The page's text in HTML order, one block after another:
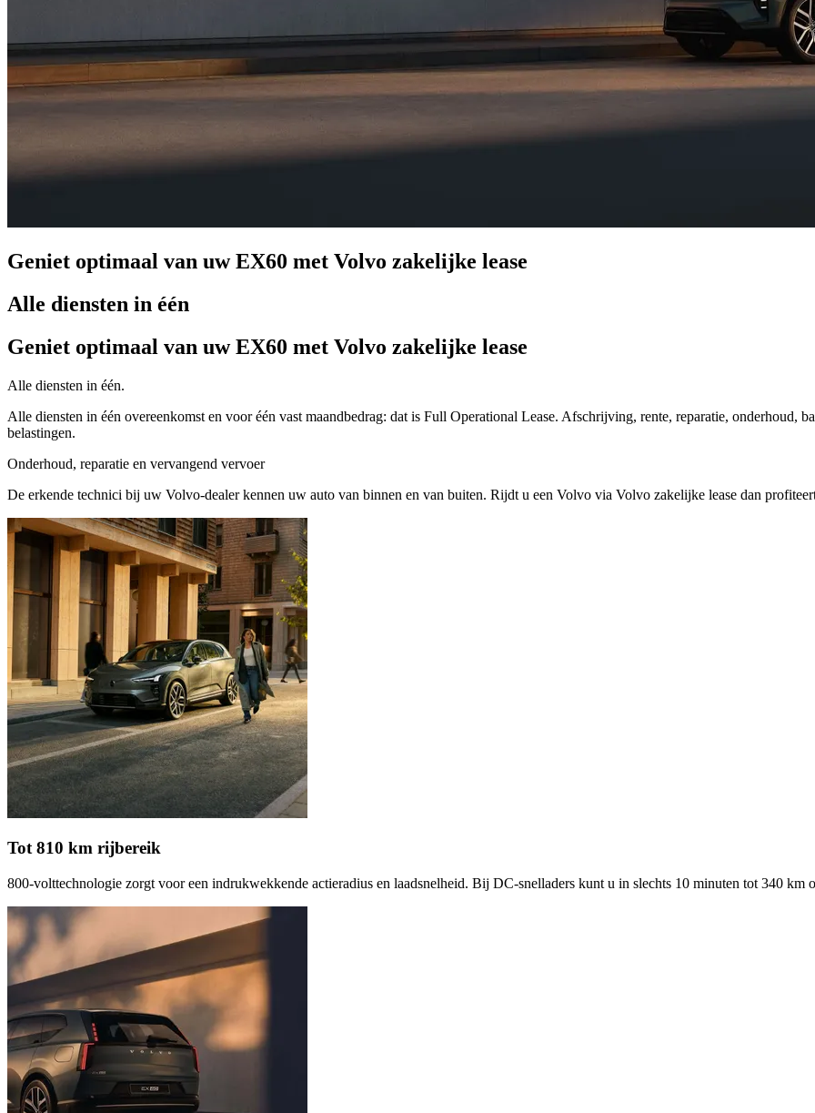
Geniet optimaal van uw EX60 met Volvo zakelijke lease
Alle diensten in één
Geniet optimaal van uw EX60 met Volvo zakelijke lease
Alle diensten in één.
Alle diensten in één overeenkomst en voor één vast maandbedrag: dat is Full Operational Lease. Afschrijving, rente, reparatie, onderhoud,
belastingen.
Onderhoud, reparatie en vervangend vervoer
De erkende technici bij uw Volvo-dealer kennen uw auto van binnen en van buiten. Rijdt u een Volvo via Volvo zakelijke lease dan
Tot 810 km rijbereik
800-volttechnologie zorgt voor een indrukwekkende actieradius en laadsnelheid. Bij DC-snelladers kunt u in slechts 10 minuten tot 340 km